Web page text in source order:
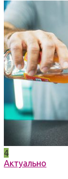
4
Актуально